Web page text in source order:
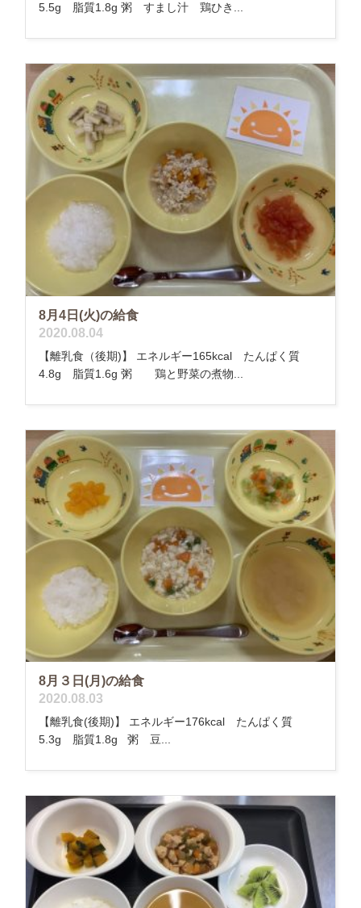
5.5g 脂質1.8g 粥 すまし汁 鶏ひき...
8月4日(火)の給食
2020.08.04
【離乳食（後期)】 エネルギー165kcal たんぱく質
4.8g 脂質1.6g 粥 鶏と野菜の煮物...
8月３日(月)の給食
2020.08.03
【離乳食(後期)】 エネルギー176kcal たんぱく質
5.3g 脂質1.8g 粥 豆...